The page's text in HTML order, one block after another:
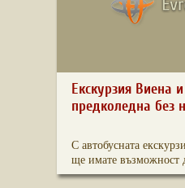
Екскурзия Виена
предколедна без
С автобусната
ще имате възможност